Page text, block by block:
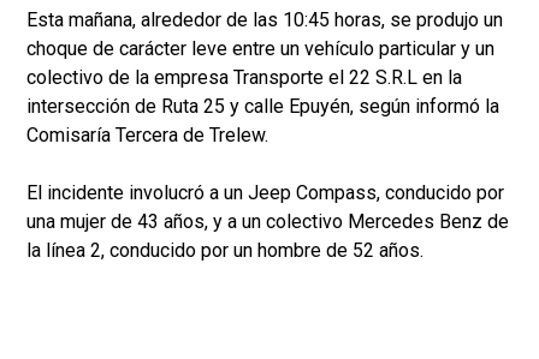
Esta mañana, alrededor de las 10:45 horas, se produjo un
choque de carácter leve entre un vehículo particular y un
colectivo de la empresa Transporte el 22 S.R.L en la
intersección de Ruta 25 y calle Epuyén, según informó la
Comisaría Tercera de Trelew.
El incidente involucró a un Jeep Compass, conducido por
una mujer de 43 años, y a un colectivo Mercedes Benz de
la línea 2, conducido por un hombre de 52 años.